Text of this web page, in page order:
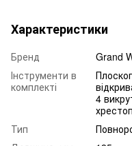
Характеристики
Бренд
Grand
Інструменти в
комплекті
4
Тип